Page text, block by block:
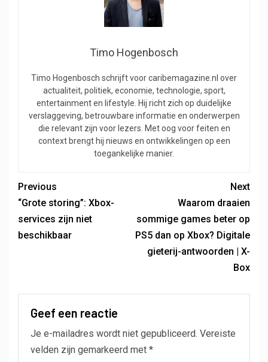
Timo Hogenbosch
Timo Hogenbosch schrijft voor caribemagazine.nl over
actualiteit, politiek, economie, technologie, sport,
entertainment en lifestyle. Hij richt zich op duidelijke
verslaggeving, betrouwbare informatie en onderwerpen
die relevant zijn voor lezers. Met oog voor feiten en
context brengt hij nieuws en ontwikkelingen op een
toegankelijke manier.
Previous
“Grote storing”: Xbox-
services zijn niet
beschikbaar
Next
Waarom draaien
sommige games beter op
PS5 dan op Xbox? Digitale
gieterij-antwoorden | X-
Box
Geef een reactie
Je e-mailadres wordt niet gepubliceerd. Vereiste
velden zijn gemarkeerd met *